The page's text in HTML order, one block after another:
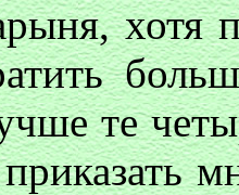
хотя
те